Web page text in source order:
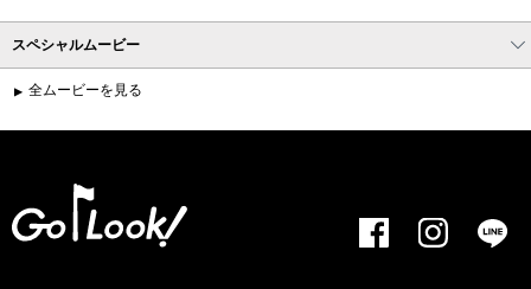
スペシャルムービー
全ムービーを見る